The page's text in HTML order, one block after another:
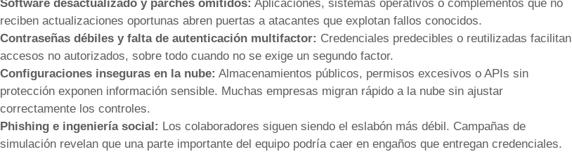
Software desactualizado y parches omitidos: Aplicaciones, sistemas operativos o complementos que no
reciben actualizaciones oportunas abren puertas a atacantes que explotan fallos conocidos.
Contraseñas débiles y falta de autenticación multifactor: Credenciales predecibles o reutilizadas facilitan
accesos no autorizados, sobre todo cuando no se exige un segundo factor.
Configuraciones inseguras en la nube: Almacenamientos públicos, permisos excesivos o APIs sin
protección exponen información sensible. Muchas empresas migran rápido a la nube sin ajustar
correctamente los controles.
Phishing e ingeniería social: Los colaboradores siguen siendo el eslabón más débil. Campañas de
simulación revelan que una parte importante del equipo podría caer en engaños que entregan credenciales.